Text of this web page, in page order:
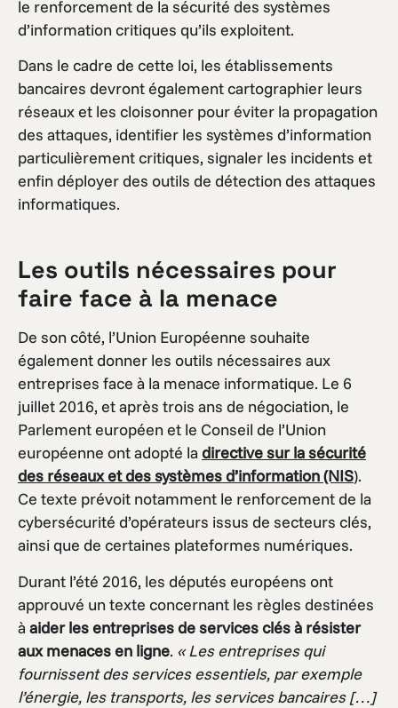
le renforcement de la sécurité des systèmes
d’information critiques qu’ils exploitent.
Dans le cadre de cette loi, les établissements
bancaires devront également cartographier leurs
réseaux et les cloisonner pour éviter la propagation
des attaques, identifier les systèmes d’information
particulièrement critiques, signaler les incidents et
enfin déployer des outils de détection des attaques
informatiques.
Les outils nécessaires pour
faire face à la menace
De son côté, l’Union Européenne souhaite
également donner les outils nécessaires aux
entreprises face à la menace informatique. Le 6
juillet 2016, et après trois ans de négociation, le
Parlement européen et le Conseil de l’Union
européenne ont adopté la directive sur la sécurité
des réseaux et des systèmes d’information (NIS).
Ce texte prévoit notamment le renforcement de la
cybersécurité d’opérateurs issus de secteurs clés,
ainsi que de certaines plateformes numériques.
Durant l’été 2016, les députés européens ont
approuvé un texte concernant les règles destinées
à aider les entreprises de services clés à résister
aux menaces en ligne. « Les entreprises qui
fournissent des services essentiels, par exemple
l’énergie, les transports, les services bancaires […]